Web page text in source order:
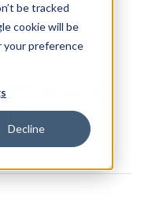
be tracked
cookie will be
your preference
Decline
ルニュ